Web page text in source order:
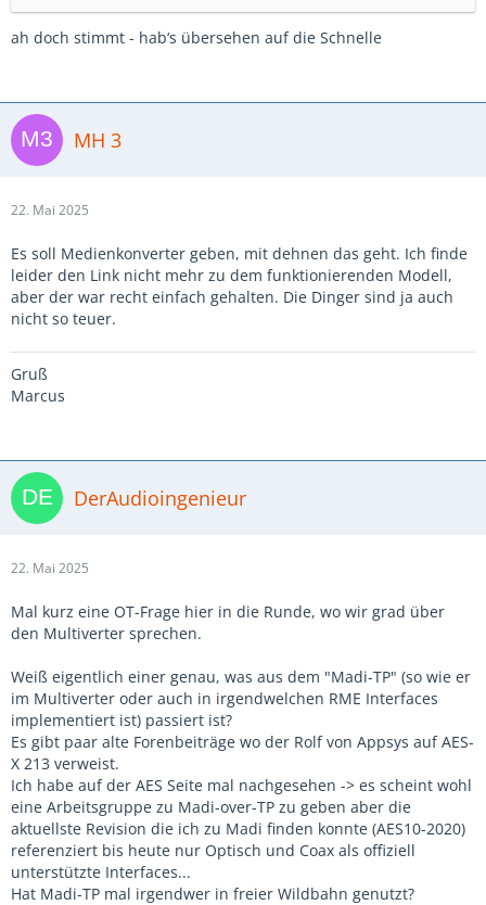
ah doch stimmt - hab‘s übersehen auf die Schnelle
MH 3
22. Mai 2025
Es soll Medienkonverter geben, mit dehnen das geht. Ich finde
leider den Link nicht mehr zu dem funktionierenden Modell,
aber der war recht einfach gehalten. Die Dinger sind ja auch
nicht so teuer.
Gruß
Marcus
DerAudioingenieur
22. Mai 2025
Mal kurz eine OT-Frage hier in die Runde, wo wir grad über
den Multiverter sprechen.
Weiß eigentlich einer genau, was aus dem "Madi-TP" (so wie er
im Multiverter oder auch in irgendwelchen RME Interfaces
implementiert ist) passiert ist?
Es gibt paar alte Forenbeiträge wo der Rolf von Appsys auf AES-
X 213 verweist.
Ich habe auf der AES Seite mal nachgesehen -> es scheint wohl
eine Arbeitsgruppe zu Madi-over-TP zu geben aber die
aktuellste Revision die ich zu Madi finden konnte (AES10-2020)
referenziert bis heute nur Optisch und Coax als offiziell
unterstützte Interfaces...
Hat Madi-TP mal irgendwer in freier Wildbahn genutzt?